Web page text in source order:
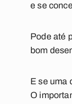
e se
Pode até
bom
E se uma
O